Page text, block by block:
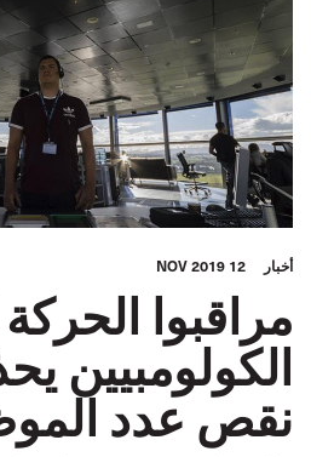
أخبار 12 NOV 2019
مراقبوا
الكولومبيين
نقص عدد